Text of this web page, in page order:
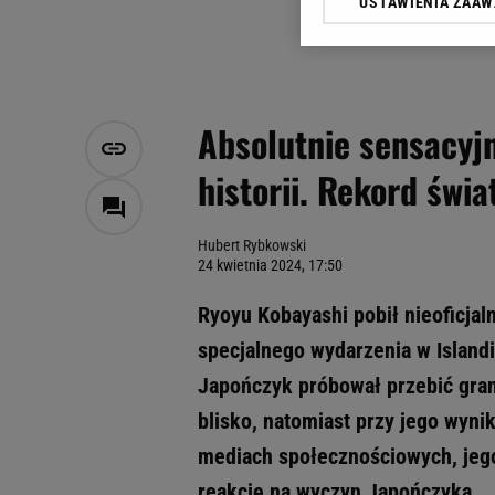
Absolutnie
historii. Rekord
Hubert Rybkowski
24 kwietnia 2024, 17:50
Ryoyu Kobayashi pobił
specjalnego wydarzenia w
Japończyk próbował przebić
blisko, natomiast przy jego
mediach społecznościowych,
Klikając „Akceptuję”
Zaufanych Partnerów i
My, nasi Zaufani
Użycie dokładnych
Przechowywanie